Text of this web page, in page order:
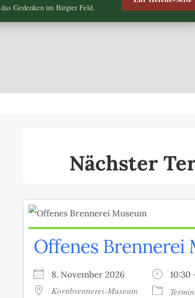
Gedenken im Birgter Feld.
Nächster
Offenes Brennerei
8. November 2026 10:30
Kornbrennerei-Museum